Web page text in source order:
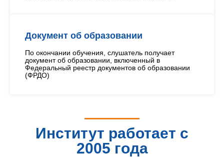
Документ об образовании
По окончании обучения, слушатель получает
документ об образовании, включенный в
Федеральный реестр документов об образовании
(ФРДО)
Институт работает с
2005 года